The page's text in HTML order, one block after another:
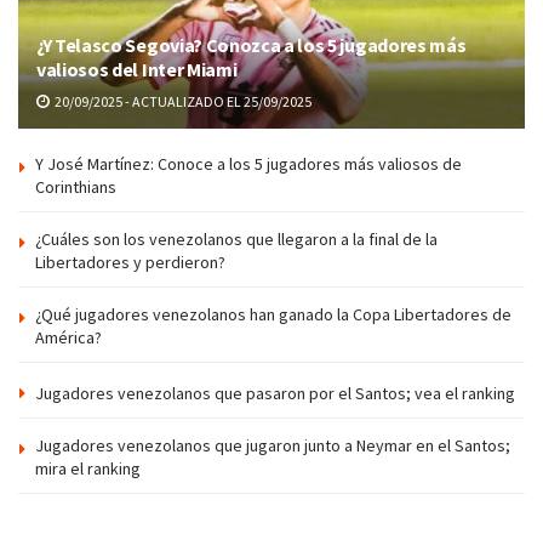
¿Y Telasco Segovia? Conozca a los 5 jugadores más
valiosos del Inter Miami
20/09/2025 - ACTUALIZADO EL 25/09/2025
Y José Martínez: Conoce a los 5 jugadores más valiosos de
Corinthians
¿Cuáles son los venezolanos que llegaron a la final de la
Libertadores y perdieron?
¿Qué jugadores venezolanos han ganado la Copa Libertadores de
América?
Jugadores venezolanos que pasaron por el Santos; vea el ranking
Jugadores venezolanos que jugaron junto a Neymar en el Santos;
mira el ranking